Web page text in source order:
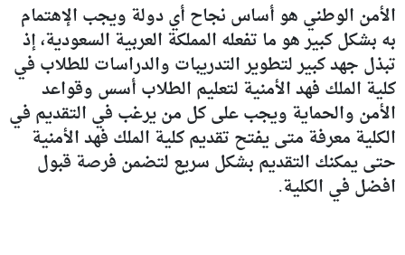
الأمن الوطني هو أساس نجاح أي دولة ويجب الإهتمام
به بشكل كبير هو ما تفعله المملكة العربية السعودية، إذ
تبذل جهد كبير لتطوير التدريبات والدراسات للطلاب في
كلية الملك فهد الأمنية لتعليم الطلاب أسس وقواعد
الأمن والحماية ويجب على كل من يرغب في التقديم في
الكلية معرفة متى يفتح تقديم كلية الملك فهد الأمنية
حتى يمكنك التقديم بشكل سريع لتضمن فرصة قبول
افضل في الكلية.